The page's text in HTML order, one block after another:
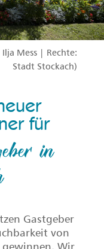
Mess | Rechte:
Stadt Stockach)
für
in
Gastgeber
von
gewinnen. Wir